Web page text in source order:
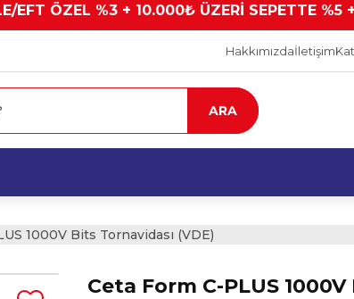
EFT ÖZEL %3 + 10.000₺ ÜZERİ SEPETTE %5
Hakkımızdaİletişim
ARA
1000V Bits Tornavidası (VDE)
Ceta Form C-PLUS